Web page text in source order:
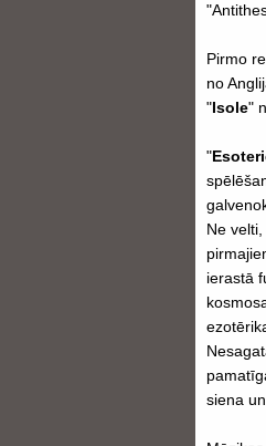
Pirmo
no
"Isole"
"
Ne
ierastā
siena